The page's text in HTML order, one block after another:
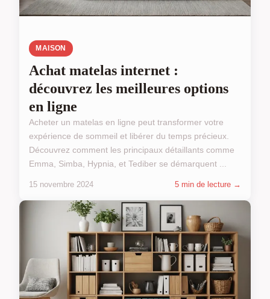
MAISON
Achat matelas internet :
découvrez les meilleures options
en ligne
Acheter un matelas en ligne peut transformer votre
expérience de sommeil et libérer du temps précieux.
Découvrez comment les principaux détaillants comme
Emma, Simba, Hypnia, et Tediber se démarquent ...
15 novembre 2024 5 min de lecture →